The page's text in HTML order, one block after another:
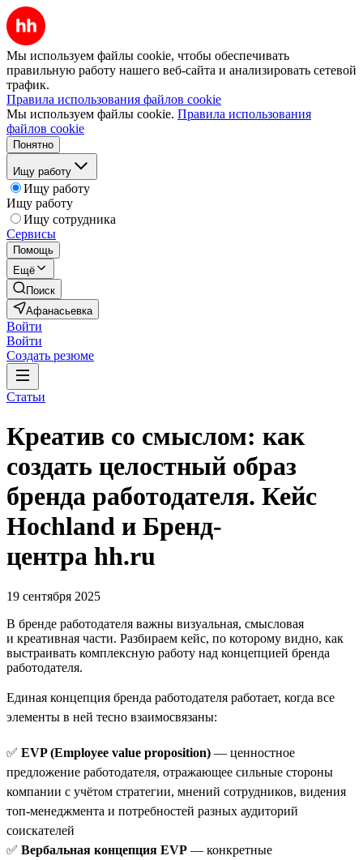
Мы используем файлы cookie, чтобы обеспечивать
правильную работу нашего веб-сайта и анализировать сетевой
трафик.
Правила использования файлов cookie
Мы используем файлы cookie. Правила использования
файлов cookie
Понятно
Ищу работу
Ищу работу
Ищу работу
Ищу сотрудника
Сервисы
Помощь
Ещё
Поиск
Афанасьевка
Войти
Войти
Создать резюме
Статьи
Креатив со смыслом: как
создать целостный образ
бренда работодателя. Кейс
Hochland и Бренд-
центра hh.ru
19 сентября 2025
В бренде работодателя важны визуальная, смысловая
и креативная части. Разбираем кейс, по которому видно, как
выстраивать комплексную работу над концепцией бренда
работодателя.
Единая концепция бренда работодателя работает, когда все
элементы в ней тесно взаимосвязаны:
✅ EVP (Employee value proposition) — ценностное
предложение работодателя, отражающее сильные стороны
компании с учётом стратегии, мнений сотрудников, видения
топ-менеджмента и потребностей разных аудиторий
соискателей
✅ Вербальная концепция EVP — конкретные